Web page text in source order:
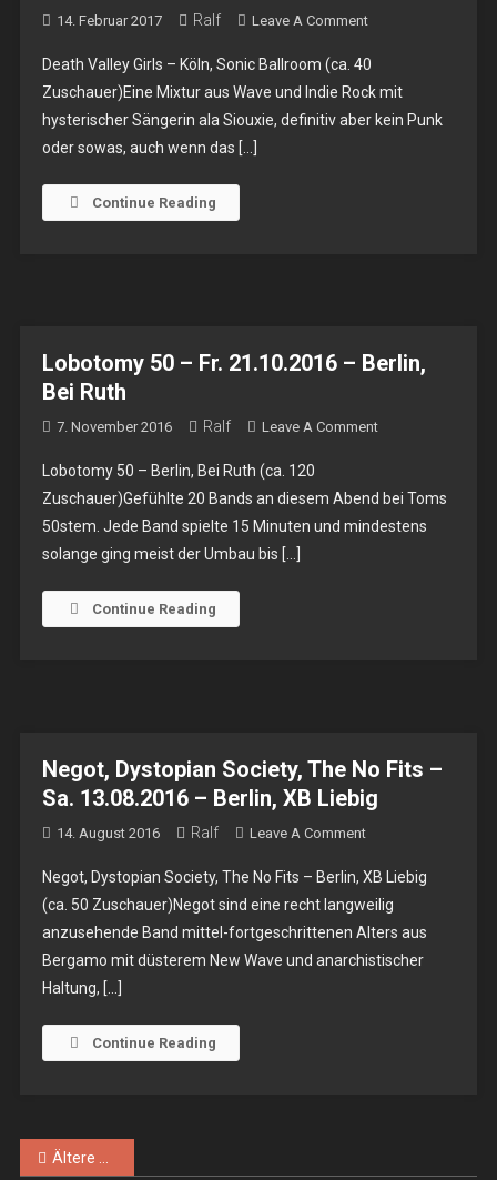
14. Februar 2017 Ralf Leave A CommentOn
Valley
Girls
–
Death Valley Girls – Köln, Sonic Ballroom (ca. 40
Zuschauer)Eine Mixtur aus Wave und Indie Rock mit
hysterischer Sängerin ala Siouxie, definitiv aber kein Punk
oder sowas, auch wenn das […]
Continue Reading
Lobotomy 50 – Fr. 21.10.2016 – Berlin,
Bei Ruth
7. November 2016 Ralf Leave A CommentOn
–
Fr.
Lobotomy 50 – Berlin, Bei Ruth (ca. 120
Zuschauer)Gefühlte 20 Bands an diesem Abend bei Toms
50stem. Jede Band spielte 15 Minuten und mindestens
solange ging meist der Umbau bis […]
Continue Reading
Negot, Dystopian Society, The No Fits –
Sa. 13.08.2016 – Berlin, XB Liebig
14. August 2016 Ralf Leave A CommentOn
Dystopian
Society,
The
No
Negot, Dystopian Society, The No Fits – Berlin, XB Liebig
(ca. 50 Zuschauer)Negot sind eine recht langweilig
anzusehende Band mittel-fortgeschrittenen Alters aus
Bergamo mit düsterem New Wave und anarchistischer
Haltung, […]
Continue Reading
Beitragsnavigation
Ältere Beiträge